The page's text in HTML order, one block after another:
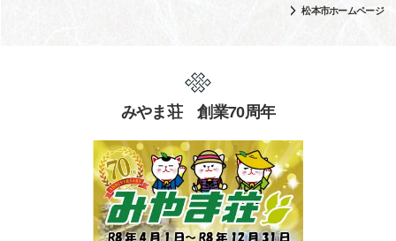
松本市ホームページ
みやま荘 創業70周年